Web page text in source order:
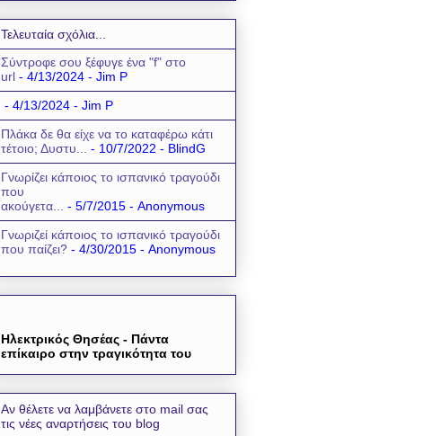
Τελευταία σχόλια...
Σύντροφε σου ξέφυγε ένα "f" στο
url - 4/13/2024 - Jim P
- 4/13/2024 - Jim P
Πλάκα δε θα είχε να το καταφέρω κάτι
τέτοιο; Δυστυ...
- 10/7/2022 - BlindG
Γνωρίζει κάποιος το ισπανικό τραγούδι
που
ακούγετα...
- 5/7/2015 - Anonymous
Γνωριζεί κάποιος το ισπανικό τραγούδι
που παίζει? - 4/30/2015 - Anonymous
Ηλεκτρικός Θησέας - Πάντα
επίκαιρο στην τραγικότητα του
Αν θέλετε να λαμβάνετε στο mail σας
τις νέες αναρτήσεις του blog